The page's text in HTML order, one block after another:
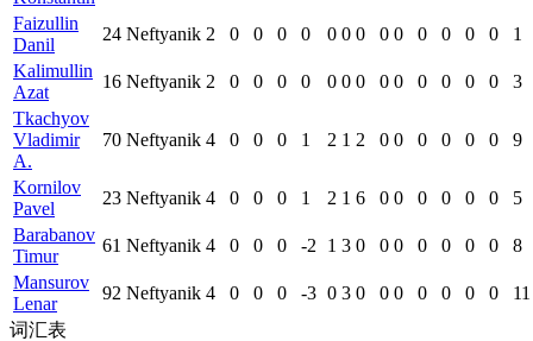
Faizullin
Danil
24 Neftyanik 2 0 0 0 0 0 0 0 0 0 0 0 0 0
1
Kalimullin
Azat
16 Neftyanik 2 0 0 0 0 0 0 0 0 0 0 0 0 0
3
Tkachyov
Vladimir
A.
70 Neftyanik 4 0 0 0 1 2 1 2 0 0 0 0 0 0 9
Kornilov
Pavel
23 Neftyanik 4 0 0 0 1 2 1 6 0 0 0 0 0 0
5
Barabanov
Timur
61 Neftyanik 4 0 0 0 -2 1 3 0 0 0 0 0 0 0
8
Mansurov
Lenar
92 Neftyanik 4 0 0 0 -3 0 3 0 0 0 0 0 0 0
11
词汇表